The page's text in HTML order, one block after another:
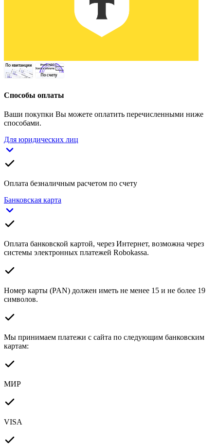
Способы оплаты
Ваши покупки Вы можете оплатить перечисленными ниже
способами.
Для юридических лиц
Оплата безналичным расчетом по счету
Банковская карта
Оплата банковской картой, через Интернет, возможна через
системы электронных платежей Robokassa.
Номер карты (PAN) должен иметь не менее 15 и не более 19
символов.
Мы принимаем платежи с сайта по следующим банковским
картам:
МИР
VISA